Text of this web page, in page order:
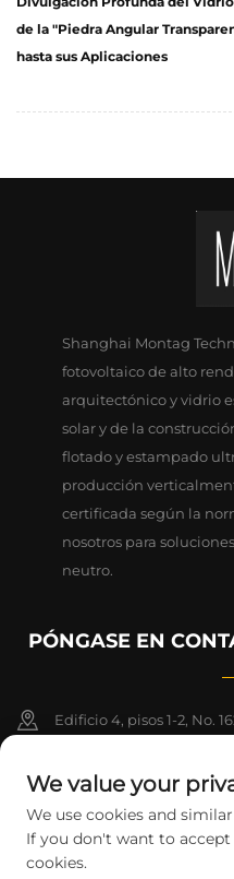
de la "Piedra Angular
hasta sus Aplicaciones
Shanghai Montag
fotovoltaico de alto
arquitectónico y vidrio
solar y de la
flotado y estampado
producción
certificada según la
nosotros para
neutro.
PÓNGASE EN
Edificio 4, pisos 1-2, No.
+86-15124919712
[email protected]
We value your
We use cookies and
If you don't want to accept
cookies.